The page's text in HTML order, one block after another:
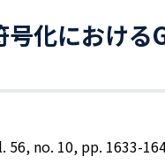
号化におけ
56, no. 10, pp. 1633-